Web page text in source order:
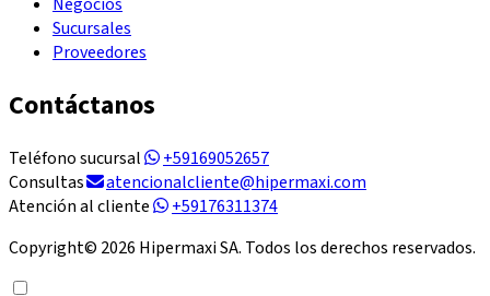
Sucursales
Proveedores
Contáctanos
Teléfono sucursal
+59169052657
Consultas
atencionalcliente@hipermaxi.com
Atención al cliente
+59176311374
Copyright© 2026 Hipermaxi SA. Todos los derechos reservados.